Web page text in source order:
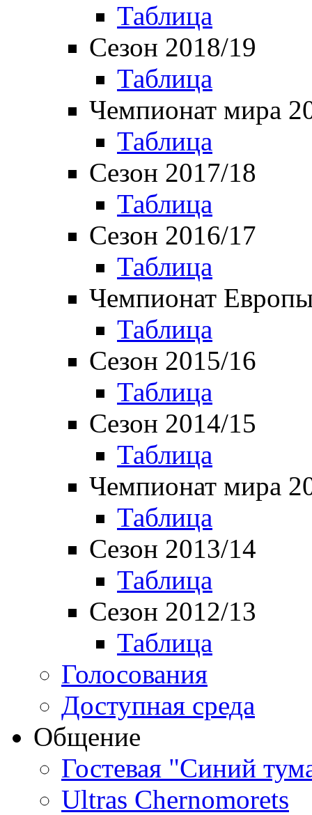
Таблица
Сезон 2018/19
Таблица
Чемпионат мира
Таблица
Сезон 2017/18
Таблица
Сезон 2016/17
Таблица
Чемпионат
Таблица
Сезон 2015/16
Таблица
Сезон 2014/15
Таблица
Чемпионат мира
Таблица
Сезон 2013/14
Таблица
Сезон 2012/13
Таблица
Голосования
Доступная среда
Общение
Гостевая "Синий
Ultras Chernomorets